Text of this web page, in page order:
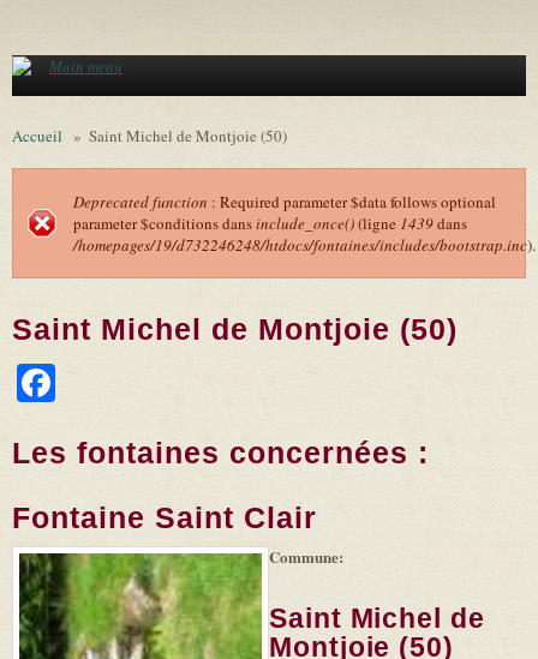
Main menu
Accueil » Saint Michel de Montjoie (50)
Message d'erreur
Deprecated function : Required parameter $data follows optional
parameter $conditions dansinclude_once()(ligne 1439dans
/homepages/19/d732246248/htdocs/fontaines/includes/bootstrap.inc).
Saint Michel de Montjoie (50)
Les fontaines concernées :
Fontaine Saint Clair
-
Leaflet (link is
|
Tiles
(link is
external)
©
Microsoft
and
Commune:
Saint Michel de
Montjoie (50)